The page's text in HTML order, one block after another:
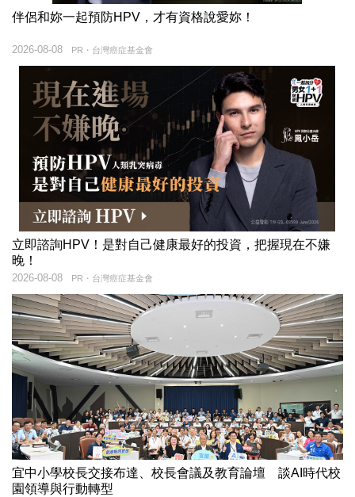
伴侶和妳一起預防HPV，才有資格說愛妳！
PR・台灣癌症基金會
2026-08-08
立即諮詢HPV！是對自己健康最好的投資，把握現在不嫌
晚！
PR・台灣癌症基金會
2026-08-08
宜中小學校長交接布達、校長會議及教育論壇 談AI時代校
園領導與行動轉型